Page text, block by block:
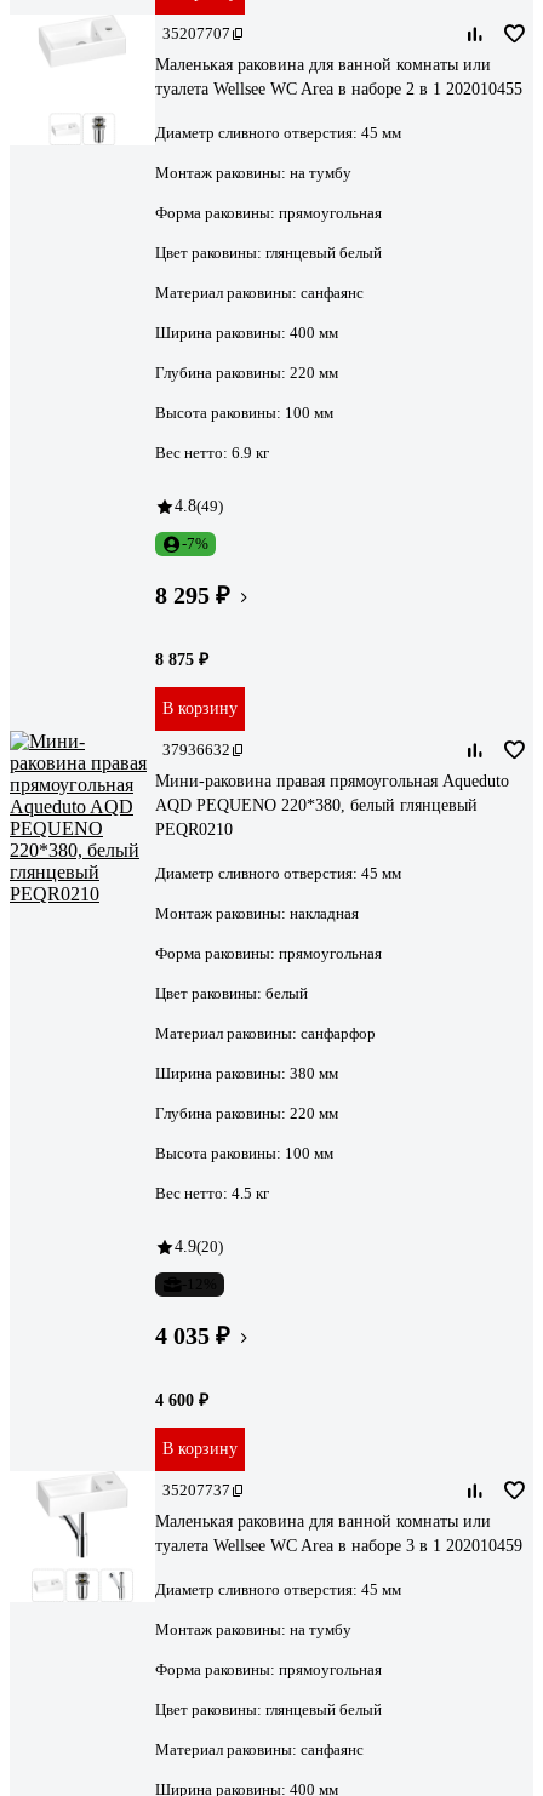
35207707
Маленькая раковина для ванной комнаты или
туалета Wellsee WC Area в наборе 2 в 1 202010455
Диаметр сливного отверстия: 45 мм
Монтаж раковины: на тумбу
Форма раковины: прямоугольная
Цвет раковины: глянцевый белый
Материал раковины: санфаянс
Ширина раковины: 400 мм
Глубина раковины: 220 мм
Высота раковины: 100 мм
Вес нетто: 6.9 кг
4.8(49)
-7%
8 295 ₽
8 875 ₽
В корзину
37936632
Мини-раковина правая прямоугольная Aqueduto
AQD PEQUENO 220*380, белый глянцевый
PEQR0210
Диаметр сливного отверстия: 45 мм
Монтаж раковины: накладная
Форма раковины: прямоугольная
Цвет раковины: белый
Материал раковины: санфарфор
Ширина раковины: 380 мм
Глубина раковины: 220 мм
Высота раковины: 100 мм
Вес нетто: 4.5 кг
4.9(20)
4 035 ₽
4 600 ₽
В корзину
35207737
Маленькая раковина для ванной комнаты или
туалета Wellsee WC Area в наборе 3 в 1 202010459
Диаметр сливного отверстия: 45 мм
Монтаж раковины: на тумбу
Форма раковины: прямоугольная
Цвет раковины: глянцевый белый
Материал раковины: санфаянс
Ширина раковины: 400 мм